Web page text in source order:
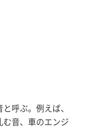
呼ぶ。例えば、
音、車のエンジ